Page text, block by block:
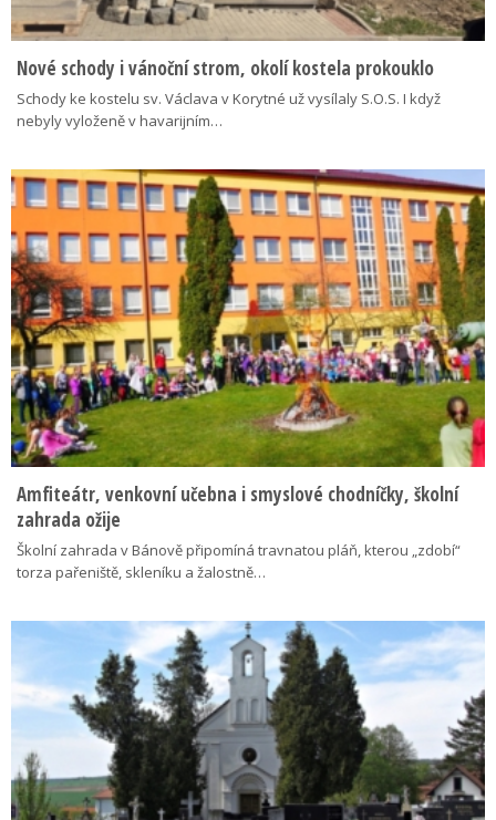
Nové schody i vánoční strom, okolí kostela prokouklo
Schody ke kostelu sv. Václava v Korytné už vysílaly S.O.S. I když
nebyly vyloženě v havarijním…
Amfiteátr, venkovní učebna i smyslové chodníčky, školní
zahrada ožije
Školní zahrada v Bánově připomíná travnatou pláň, kterou „zdobí“
torza pařeniště, skleníku a žalostně…